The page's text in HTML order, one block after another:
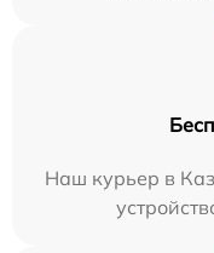
Наш курьер в